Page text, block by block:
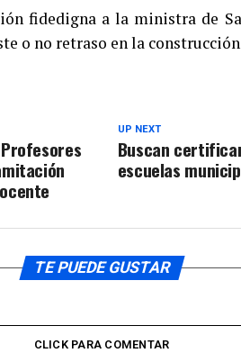
fidedigna a la ministra de
o no retraso en la
UP NEXT
Buscan
escuelas
TE PUEDE GUSTAR
CLICK PARA COMENTAR